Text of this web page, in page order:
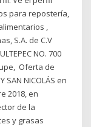
para repostería,
,
S.A. de C.V
NO. 700
Oferta de
SAN NICOLÁS en
2018, en
de la
y grasas